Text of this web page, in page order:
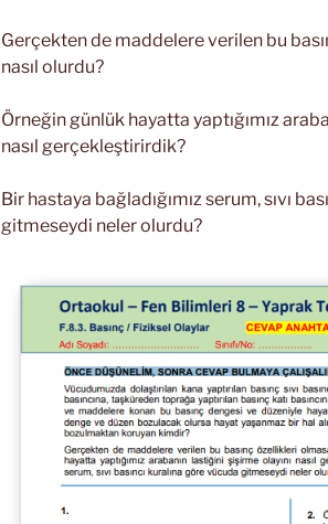
Gerçekten de maddelere verilen bu
nasıl olurdu?
Örneğin günlük hayatta yaptığımız
nasıl gerçekleştirirdik?
Bir hastaya bağladığımız serum, sıvı
gitmeseydi neler olurdu?